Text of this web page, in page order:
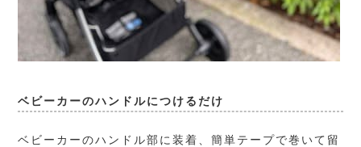
ベビーカーのハンドルにつけるだけ
ベビーカーのハンドル部に装着、簡単テープで巻いて留